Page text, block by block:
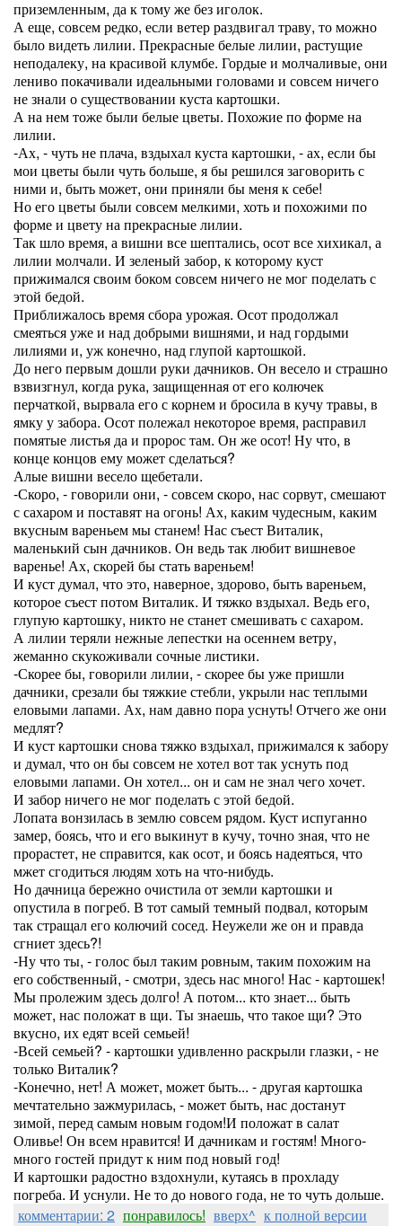
приземленным, да к тому же без иголок.
А еще, совсем редко, если ветер раздвигал траву, то можно
было видеть лилии. Прекрасные белые лилии, растущие
неподалеку, на красивой клумбе. Гордые и молчаливые, они
лениво покачивали идеальными головами и совсем ничего
не знали о существовании куста картошки.
А на нем тоже были белые цветы. Похожие по форме на
лилии.
-Ах, - чуть не плача, вздыхал куста картошки, - ах, если бы
мои цветы были чуть больше, я бы решился заговорить с
ними и, быть может, они приняли бы меня к себе!
Но его цветы были совсем мелкими, хоть и похожими по
форме и цвету на прекрасные лилии.
Так шло время, а вишни все шептались, осот все хихикал, а
лилии молчали. И зеленый забор, к которому куст
прижимался своим боком совсем ничего не мог поделать с
этой бедой.
Приближалось время сбора урожая. Осот продолжал
смеяться уже и над добрыми вишнями, и над гордыми
лилиями и, уж конечно, над глупой картошкой.
До него первым дошли руки дачников. Он весело и страшно
взвизгнул, когда рука, защищенная от его колючек
перчаткой, вырвала его с корнем и бросила в кучу травы, в
ямку у забора. Осот полежал некоторое время, расправил
помятые листья да и пророс там. Он же осот! Ну что, в
конце концов ему может сделаться?
Алые вишни весело щебетали.
-Скоро, - говорили они, - совсем скоро, нас сорвут, смешают
с сахаром и поставят на огонь! Ах, каким чудесным, каким
вкусным вареньем мы станем! Нас съест Виталик,
маленький сын дачников. Он ведь так любит вишневое
варенье! Ах, скорей бы стать вареньем!
И куст думал, что это, наверное, здорово, быть вареньем,
которое съест потом Виталик. И тяжко вздыхал. Ведь его,
глупую картошку, никто не станет смешивать с сахаром.
А лилии теряли нежные лепестки на осеннем ветру,
жеманно скукоживали сочные листики.
-Скорее бы, говорили лилии, - скорее бы уже пришли
дачники, срезали бы тяжкие стебли, укрыли нас теплыми
еловыми лапами. Ах, нам давно пора уснуть! Отчего же они
медлят?
И куст картошки снова тяжко вздыхал, прижимался к забору
и думал, что он бы совсем не хотел вот так уснуть под
еловыми лапами. Он хотел... он и сам не знал чего хочет.
И забор ничего не мог поделать с этой бедой.
Лопата вонзилась в землю совсем рядом. Куст испуганно
замер, боясь, что и его выкинут в кучу, точно зная, что не
прорастет, не справится, как осот, и боясь надеяться, что
мжет сгодиться людям хоть на что-нибудь.
Но дачница бережно очистила от земли картошки и
опустила в погреб. В тот самый темный подвал, которым
так стращал его колючий сосед. Неужели же он и правда
сгниет здесь?!
-Ну что ты, - голос был таким ровным, таким похожим на
его собственный, - смотри, здесь нас много! Нас - картошек!
Мы пролежим здесь долго! А потом... кто знает... быть
может, нас положат в щи. Ты знаешь, что такое щи? Это
вкусно, их едят всей семьей!
-Всей семьей? - картошки удивленно раскрыли глазки, - не
только Виталик?
-Конечно, нет! А может, может быть... - другая картошка
мечтательно зажмурилась, - может быть, нас достанут
зимой, перед самым новым годом!И положат в салат
Оливье! Он всем нравится! И дачникам и гостям! Много-
много гостей придут к ним под новый год!
И картошки радостно вздохнули, кутаясь в прохладу
погреба. И уснули. Не то до нового года, не то чуть дольше.
комментарии: 2 понравилось! вверх^ к полной версии